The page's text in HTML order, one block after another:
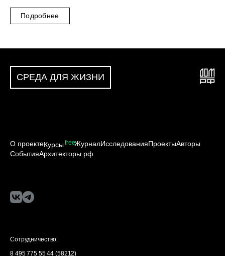
Подробнее
СРЕДА ДЛЯ ЖИЗНИ
О проектеКурсыfreeЖурналИсследованияПроектыАвторы
СобытияАрхитекторы.рф
Сотрудничество:
8 495 775 55 44 (58212)